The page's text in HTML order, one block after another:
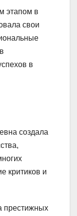
этапом в
свои
в
создала
критиков и
престижных